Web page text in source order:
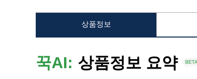
꾹AI: 상품정보 요약
상품정보